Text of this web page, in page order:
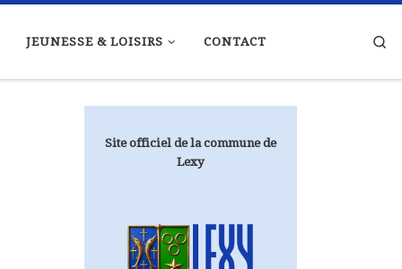
JEUNESSE & LOISIRS CONTACT
Site officiel de la commune de
Lexy